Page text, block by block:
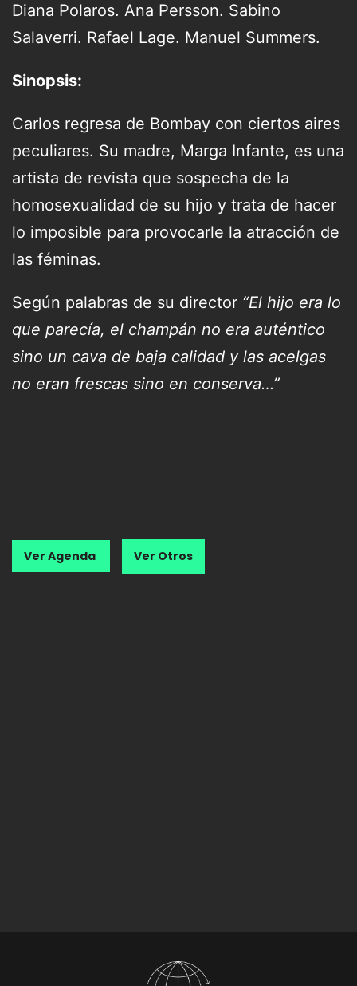
Diana Polaros. Ana Persson. Sabino
Salaverri. Rafael Lage. Manuel Summers.
Sinopsis:
Carlos regresa de Bombay con ciertos aires
peculiares. Su madre, Marga Infante, es una
artista de revista que sospecha de la
homosexualidad de su hijo y trata de hacer
lo imposible para provocarle la atracción de
las féminas.
Según palabras de su director “El hijo era lo
que parecía, el champán no era auténtico
sino un cava de baja calidad y las acelgas
no eran frescas sino en conserva…”
Ver Agenda Ver Otros